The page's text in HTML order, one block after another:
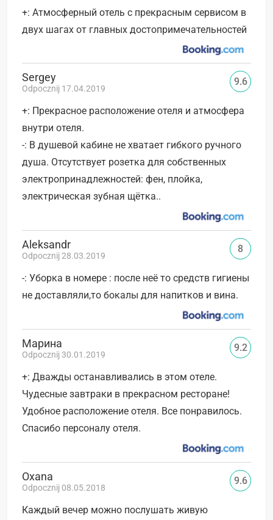
+: Атмосферный отель с прекрасным сервисом в
двух шагах от главных достопримечательностей
Sergey
Odpocznij 17.04.2019
+: Прекрасное расположение отеля и атмосфера
внутри отеля.
-: В душевой кабине не хватает гибкого ручного
душа. Отсутствует розетка для собственных
электропринадлежностей: фен, плойка,
электрическая зубная щётка..
9.6
Aleksandr
Odpocznij 28.03.2019
-: Уборка в номере : после неё то средств гигиены
не доставляли,то бокалы для напитков и вина.
8
Марина
Odpocznij 30.01.2019
+: Дважды останавливались в этом отеле.
Чудесные завтраки в прекрасном ресторане!
Удобное расположение отеля. Все понравилось.
Спасибо персоналу отеля.
9.2
Oxana
Odpocznij 08.05.2018
Каждый вечер можно послушать живую
9.6